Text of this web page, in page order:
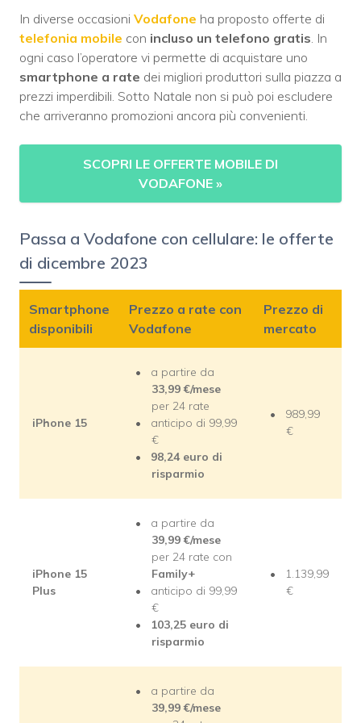
In diverse occasioni Vodafone ha proposto offerte di
telefonia mobile con incluso un telefono gratis. In
ogni caso l’operatore vi permette di acquistare uno
smartphone a rate dei migliori produttori sulla piazza a
prezzi imperdibili. Sotto Natale non si può poi escludere
che arriveranno promozioni ancora più convenienti.
SCOPRI LE OFFERTE MOBILE DI
VODAFONE »
Passa a Vodafone con cellulare: le offerte
di dicembre 2023
Smartphone
disponibili
Prezzo a rate con
Vodafone
Prezzo di
mercato
iPhone 15
a partire da
33,99 €/mese
per 24 rate
anticipo di 99,99
€
98,24 euro di
risparmio
989,99
€
iPhone 15
Plus
a partire da
39,99 €/mese
per 24 rate con
Family+
anticipo di 99,99
€
103,25 euro di
risparmio
1.139,99
€
a partire da
39,99 €/mese